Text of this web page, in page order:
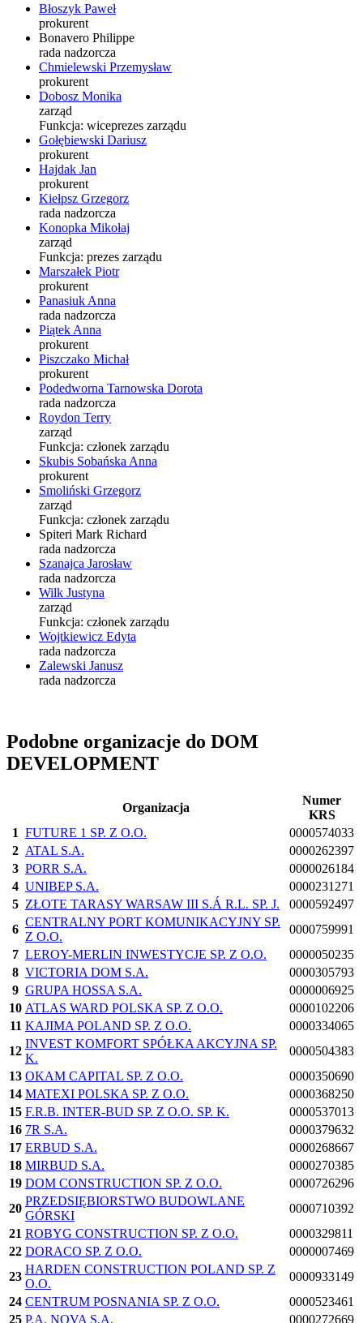
Błoszyk Paweł
prokurent
Bonavero Philippe
rada nadzorcza
Chmielewski Przemysław
prokurent
Dobosz Monika
zarząd
Funkcja: wiceprezes zarządu
Gołębiewski Dariusz
prokurent
Hajdak Jan
prokurent
Kiełpsz Grzegorz
rada nadzorcza
Konopka Mikołaj
zarząd
Funkcja: prezes zarządu
Marszałek Piotr
prokurent
Panasiuk Anna
rada nadzorcza
Piątek Anna
prokurent
Piszczako Michał
prokurent
Podedworna Tarnowska Dorota
rada nadzorcza
Roydon Terry
zarząd
Funkcja: członek zarządu
Skubis Sobańska Anna
prokurent
Smoliński Grzegorz
zarząd
Funkcja: członek zarządu
Spiteri Mark Richard
rada nadzorcza
Szanajca Jarosław
rada nadzorcza
Wilk Justyna
zarząd
Funkcja: członek zarządu
Wojtkiewicz Edyta
rada nadzorcza
Zalewski Janusz
rada nadzorcza
Podobne organizacje do DOM
DEVELOPMENT
Organizacja
Numer
KRS
1 FUTURE 1 SP. Z O.O.
0000574033
2 ATAL S.A.
0000262397
3 PORR S.A.
0000026184
4 UNIBEP S.A.
0000231271
5 ZŁOTE TARASY WARSAW III S.Á R.L. SP. J.
0000592497
6
CENTRALNY PORT KOMUNIKACYJNY SP.
Z O.O.
0000759991
7 LEROY-MERLIN INWESTYCJE SP. Z O.O.
0000050235
8 VICTORIA DOM S.A.
0000305793
9 GRUPA HOSSA S.A.
0000006925
10 ATLAS WARD POLSKA SP. Z O.O.
0000102206
11 KAJIMA POLAND SP. Z O.O.
0000334065
12
INVEST KOMFORT SPÓŁKA AKCYJNA SP.
K.
0000504383
13 OKAM CAPITAL SP. Z O.O.
0000350690
14 MATEXI POLSKA SP. Z O.O.
0000368250
15 F.R.B. INTER-BUD SP. Z O.O. SP. K.
0000537013
16 7R S.A.
0000379632
17 ERBUD S.A.
0000268667
18 MIRBUD S.A.
0000270385
19 DOM CONSTRUCTION SP. Z O.O.
0000726296
20
PRZEDSIĘBIORSTWO BUDOWLANE
GÓRSKI
0000710392
21 ROBYG CONSTRUCTION SP. Z O.O.
0000329811
22 DORACO SP. Z O.O.
0000007469
23
HARDEN CONSTRUCTION POLAND SP. Z
O.O.
0000933149
24 CENTRUM POSNANIA SP. Z O.O.
0000523461
25 P.A. NOVA S.A. 0000272669